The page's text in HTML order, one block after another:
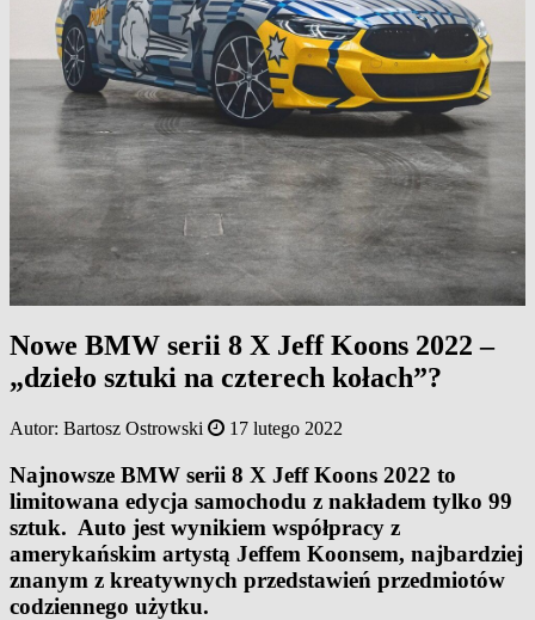
Nowe BMW serii 8 X Jeff Koons 2022 –
„dzieło sztuki na czterech kołach”?
Autor: Bartosz Ostrowski 17 lutego 2022
Najnowsze BMW serii 8 X Jeff Koons 2022 to
limitowana edycja samochodu z nakładem tylko 99
sztuk. Auto jest wynikiem współpracy z
amerykańskim artystą Jeffem Koonsem, najbardziej
znanym z kreatywnych przedstawień przedmiotów
codziennego użytku.